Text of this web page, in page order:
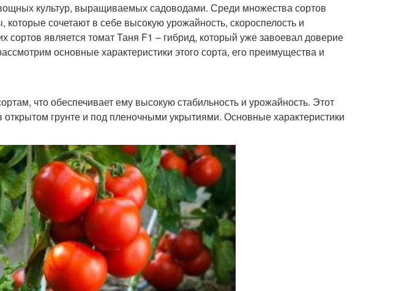
культур, выращиваемых садоводами. Среди множества сортов
сочетают в себе высокую урожайность, скороспелость и
сортов является томат Таня F1 – гибрид, который уже завоевал доверие
основные характеристики этого сорта, его преимущества и
что обеспечивает ему высокую стабильность и урожайность. Этот
грунте и под пленочными укрытиями. Основные характеристики